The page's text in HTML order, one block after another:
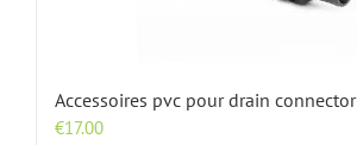
Accessoires pvc pour drain connector
€17.00